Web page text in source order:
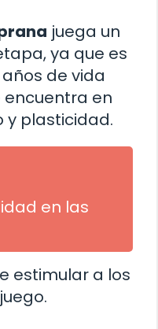
juega un
ya que es
de vida
en
y plasticidad.
en las
estimular a los